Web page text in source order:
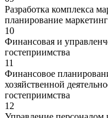
Разработка комплекса
планирование
10
Финансовая и
гостеприимства
11
Финансовое
хозяйственной
гостеприимства
12